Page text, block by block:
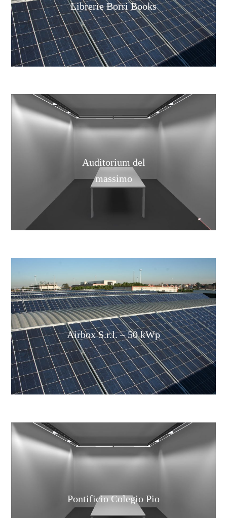
Librerie Borri Books
Auditorium del
massimo
Airbox S.r.l. – 50 kWp
Pontificio Colegio Pio